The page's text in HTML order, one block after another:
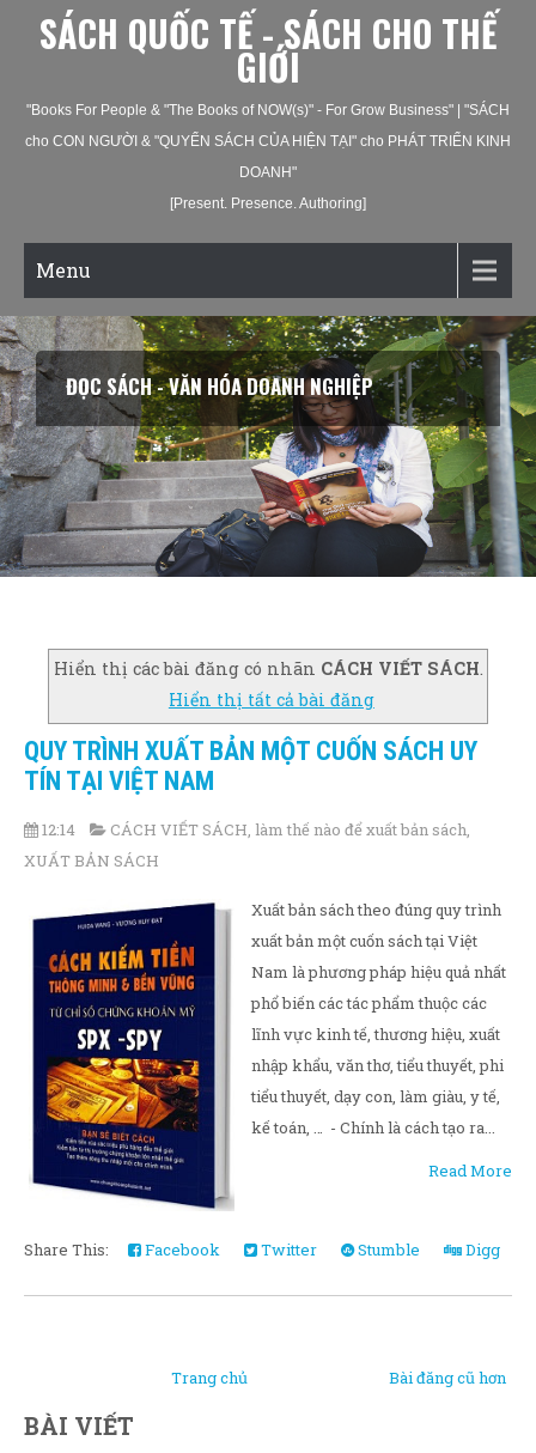
SÁCH QUỐC TẾ - SÁCH CHO THẾ
GIỚI
"Books For People & "The Books of NOW(s)" - For Grow Business" | "SÁCH
cho CON NGƯỜI & "QUYỂN SÁCH CỦA HIỆN TẠI" cho PHÁT TRIỂN KINH
DOANH"
[Present. Presence. Authoring]
Menu
ĐỌC SÁCH - VĂN HÓA DOANH NGHIỆP
Hiển thị các bài đăng có nhãn CÁCH VIẾT SÁCH.
Hiển thị tất cả bài đăng
QUY TRÌNH XUẤT BẢN MỘT CUỐN SÁCH UY
TÍN TẠI VIỆT NAM
12:14 CÁCH VIẾT SÁCH làm thế nào để xuất bản sách
XUẤT BẢN SÁCH
Xuất bản sách theo đúng quy trình
xuất bản một cuốn sách tại Việt
Nam là phương pháp hiệu quả nhất
phổ biến các tác phẩm thuộc các
lĩnh vực kinh tế, thương hiệu, xuất
nhập khẩu, văn thơ, tiểu thuyết, phi
tiểu thuyết, dạy con, làm giàu, y tế,
kế toán, … - Chính là cách tạo ra...
Read More
Share This: Facebook Twitter Stumble Digg
Bài đăng cũ hơn
Trang chủ
BÀI VIẾT